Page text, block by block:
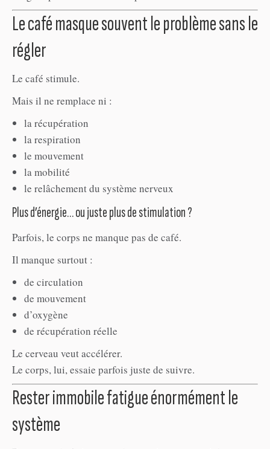
Le café masque souvent le problème sans le
régler
Le café stimule.
Mais il ne remplace ni :
la récupération
la respiration
le mouvement
la mobilité
le relâchement du système nerveux
Plus d’énergie… ou juste plus de stimulation ?
Parfois, le corps ne manque pas de café.
Il manque surtout :
de circulation
de mouvement
d’oxygène
de récupération réelle
Le cerveau veut accélérer.
Le corps, lui, essaie parfois juste de suivre.
Rester immobile fatigue énormément le
système